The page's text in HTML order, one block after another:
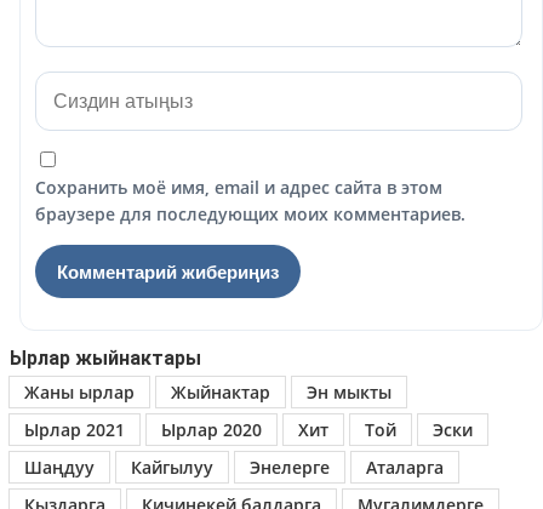
Сохранить моё имя, email и адрес сайта в этом
браузере для последующих моих комментариев.
Ырлар жыйнактары
Жаны ырлар
Жыйнактар
Эн мыкты
Ырлар 2021
Ырлар 2020 Хит Той
Эски
Шаңдуу
Кайгылуу Энелерге
Аталарга